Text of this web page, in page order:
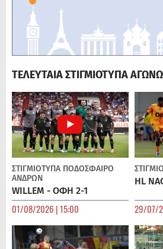
ΤΕΛΕΥΤΑΙΑ ΣΤΙΓΜΙΟΤΥΠΑ
ΣΤΙΓΜΙΟΤΥΠΑ ΠΟΔΌΣΦΑΙΡΟ
ΑΝΔΡΏΝ
WILLEM - ΟΦΗ 2-1
01/08/2026 | 15:00
HL
29/07/